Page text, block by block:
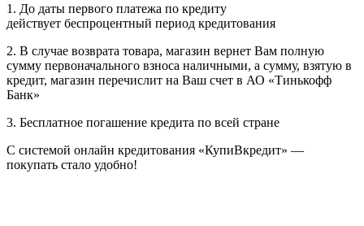
1. До даты первого платежа по кредиту
действует беспроцентный период кредитования
2. В случае возврата товара, магазин вернет Вам полную
сумму первоначального взноса наличными, а сумму, взятую в
кредит, магазин перечислит на Ваш счет в АО «Тинькофф
Банк»
3. Бесплатное погашение кредита по всей стране
С системой онлайн кредитования «КупиВкредит» —
покупать стало удобно!